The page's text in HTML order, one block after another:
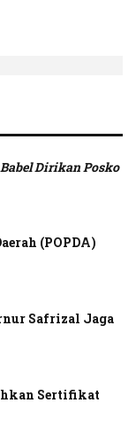
Dirikan Posko
(POPDA)
Safrizal Jaga
Sertifikat